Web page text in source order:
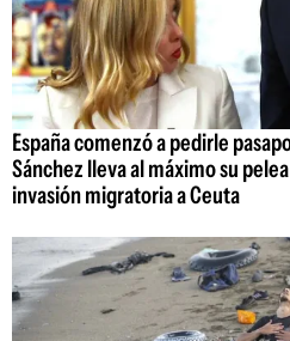
España comenzó a pedirle
Sánchez lleva al máximo su
invasión migratoria a Ceuta